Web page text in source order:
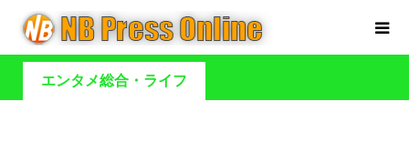
エンタメ総合・ライフ